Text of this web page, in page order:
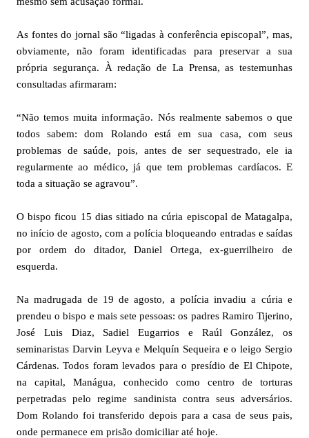
As fontes do jornal são “ligadas à conferência episcopal”, mas,
obviamente, não foram identificadas para preservar a sua
própria segurança. À redação de La Prensa, as testemunhas
consultadas afirmaram:
“Não temos muita informação. Nós realmente sabemos o que
todos sabem: dom Rolando está em sua casa, com seus
problemas de saúde, pois, antes de ser sequestrado, ele ia
regularmente ao médico, já que tem problemas cardíacos. E
toda a situação se agravou”.
O bispo ficou 15 dias sitiado na cúria episcopal de Matagalpa,
no início de agosto, com a polícia bloqueando entradas e saídas
por ordem do ditador, Daniel Ortega, ex-guerrilheiro de
esquerda.
Na madrugada de 19 de agosto, a polícia invadiu a cúria e
prendeu o bispo e mais sete pessoas: os padres Ramiro Tijerino,
José Luis Diaz, Sadiel Eugarrios e Raúl González, os
seminaristas Darvin Leyva e Melquín Sequeira e o leigo Sergio
Cárdenas. Todos foram levados para o presídio de El Chipote,
na capital, Manágua, conhecido como centro de torturas
perpetradas pelo regime sandinista contra seus adversários.
Dom Rolando foi transferido depois para a casa de seus pais,
onde permanece em prisão domiciliar até hoje.